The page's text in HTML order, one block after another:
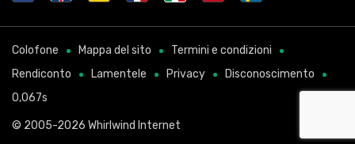
Colofone Mappa del sito
Termini e condizioni
Rendiconto
Lamentele Privacy
Disconoscimento
0,067s
© 2005-2026 Whirlwind Internet